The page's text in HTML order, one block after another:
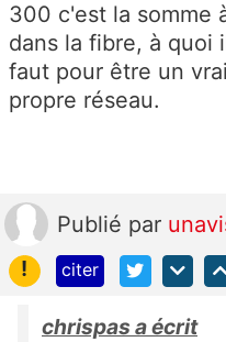
300 c'est la somme
dans la fibre, à quoi
faut pour être un
propre réseau.
Publié par
!
citer
chrispas a écrit